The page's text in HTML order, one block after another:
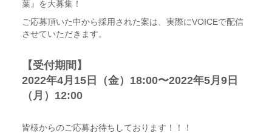
葉』を大募集！
ご応募頂いた中から採用された案は、実際にVOICEで配信
させていただきます。
【受付期間】
2022年4月15日（金）18:00〜2022年5月9日
（月）12:00
皆様からのご応募お待ちしております！！！